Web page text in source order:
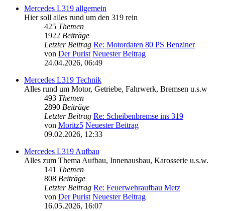
Mercedes L319 allgemein
Hier soll alles rund um den 319 rein
425 Themen
1922 Beiträge
Letzter Beitrag Re: Motordaten 80 PS Benziner
von Der Purist Neuester Beitrag
24.04.2026, 06:49
Mercedes L319 Technik
Alles rund um Motor, Getriebe, Fahrwerk, Bremsen u.s.w
493 Themen
2890 Beiträge
Letzter Beitrag Re: Scheibenbremse ins 319
von Moritz5 Neuester Beitrag
09.02.2026, 12:33
Mercedes L319 Aufbau
Alles zum Thema Aufbau, Innenausbau, Karosserie u.s.w.
141 Themen
808 Beiträge
Letzter Beitrag Re: Feuerwehraufbau Metz
von Der Purist Neuester Beitrag
16.05.2026, 16:07